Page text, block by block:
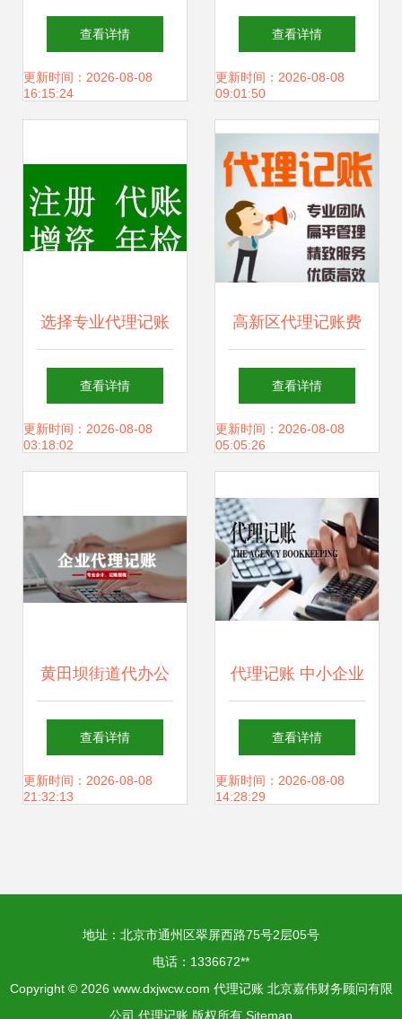
记账服务全指南
——专业、合规、
查看详情
更新时间：2026-08-08
16:15:24
账一年成本详解
查看详情
更新时间：2026-08-08
09:01:50
选择专业代理记账
服务，让花都企业
财务更轻松
查看详情
更新时间：2026-08-08
03:18:02
高新区代理记账费
用全解析 透明报价
与选择策略
查看详情
更新时间：2026-08-08
05:05:26
黄田坝街道代办公
司记账报税
查看详情
更新时间：2026-08-08
21:32:13
代理记账 中小企业
高效财务管理的必
备选择
查看详情
更新时间：2026-08-08
14:28:29
地址：北京市通州区翠屏西路75号2层05号
电话：1336672**
Copyright © 2026 www.dxjwcw.com 代理记账 北京嘉伟财务顾问有限
公司 代理记账 版权所有 Sitemap